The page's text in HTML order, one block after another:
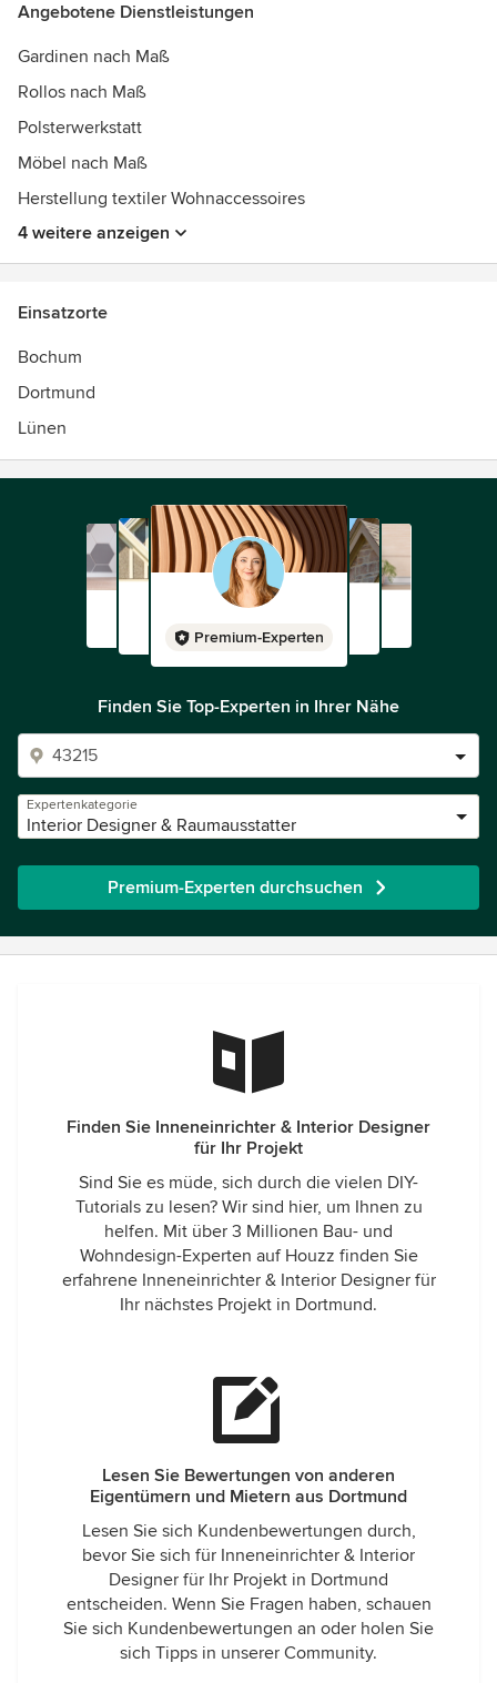
Angebotene Dienstleistungen
Gardinen nach Maß
Rollos nach Maß
Polsterwerkstatt
Möbel nach Maß
Herstellung textiler Wohnaccessoires
4 weitere anzeigen
Einsatzorte
Bochum
Dortmund
Lünen
Premium-Experten
Finden Sie Top-Experten in Ihrer Nähe
Expertenkategorie
Interior Designer & Raumausstatter
Premium-Experten durchsuchen
Finden Sie Inneneinrichter & Interior Designer
für Ihr Projekt
Sind Sie es müde, sich durch die vielen DIY-
Tutorials zu lesen? Wir sind hier, um Ihnen zu
helfen. Mit über 3 Millionen Bau- und
Wohndesign-Experten auf Houzz finden Sie
erfahrene Inneneinrichter & Interior Designer für
Ihr nächstes Projekt in Dortmund.
Lesen Sie Bewertungen von anderen
Eigentümern und Mietern aus Dortmund
Lesen Sie sich Kundenbewertungen durch,
bevor Sie sich für Inneneinrichter & Interior
Designer für Ihr Projekt in Dortmund
entscheiden. Wenn Sie Fragen haben, schauen
Sie sich Kundenbewertungen an oder holen Sie
sich Tipps in unserer Community.